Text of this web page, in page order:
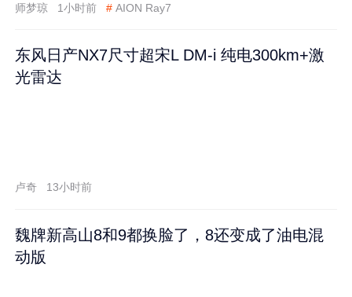
师梦琼 1小时前 # AION Ray7
东风日产NX7尺寸超宋L DM-i 纯电300km+激
光雷达
卢奇 13小时前
魏牌新高山8和9都换脸了，8还变成了油电混
动版